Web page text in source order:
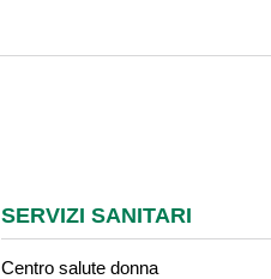
SERVIZI SANITARI
Centro salute donna